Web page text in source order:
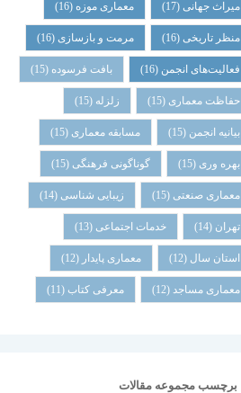
میراث جهانی(17) معماری موزه (16)
منظر تاریخی(16) مرمت و بازسازی(16)
فعالیت‌های انجمن (16) بافت فرسوده (15)
حفاظت معماری (15) زلزله (15)
بیانیه انجمن (15) مسابقه معماری (15)
بهره وری (15) گوناگونی فرهنگی (15)
معماری صنعتی (15) زیبایی شناسی (14)
تهران (14) خدمات اجتماعی (13)
استان سال (12) معماری پایدار (12)
معماری مساجد(12) معرفی کتاب (11)
برچسب مجموعه مقالات